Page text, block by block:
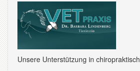
Unsere Unterstützung in